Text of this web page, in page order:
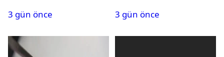
3 gün önce
açıldı
3 gün önce